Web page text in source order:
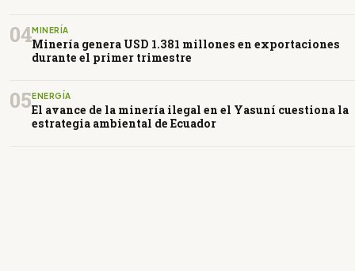
04MINERÍA
Minería genera USD 1.381 millones en exportaciones
durante el primer trimestre
05ENERGÍA
El avance de la minería ilegal en el Yasuní cuestiona la
estrategia ambiental de Ecuador